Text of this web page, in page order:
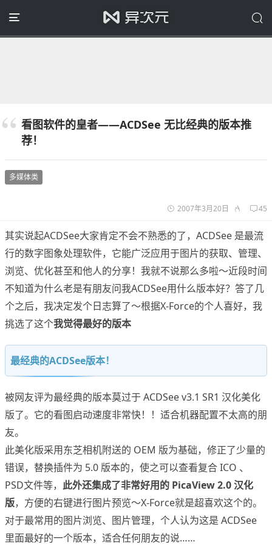
看图软件的皇者——ACDSee 无比经典的版本推
荐！
多媒体类
2007年3月20日 45
其实说起ACDSee大家肯定不会不熟悉的了，ACDSee 是最流
行的数字图象处理软件，它能广泛应用于图片的获取、管理、
浏览、优化甚至和他人的分享！我就不说那么多啦～近段时间
不知道为什么老是有朋友问我ACDSee用什么版本好？答了几
个之后，我决定发个日志算了～根据X-Force的个人喜好，我
挑选了这个我觉得最好的版本
最经典的ACDSee版本！
被网友评为最经典的版本莫过于 ACDSee v3.1 SR1 汉化美化
版了。它的看图启动速度非常快！！适合机器配置不太高的朋
友。
此美化版采用东芝相机附送的 OEM 版为基础，修正了少量的
错误，替换插件为 5.0 版本的，使之可以查看复合 ICO 、
PSD文件等， 此外还集成了非常好用的 PicaView 2.0 汉化
版，方便的右键进行图片预览～X-Force就是超喜欢这个的。
对于最常用的图片浏览、图片管理，个人认为这是 ACDSee
里面最好的一个版本，适合任何朋友的说……